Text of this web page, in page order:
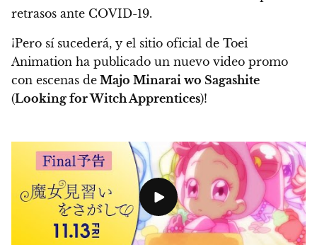
retrasos ante COVID-19.
¡Pero sí sucederá, y el sitio oficial de Toei
Animation ha publicado un nuevo video promo
con escenas de Majo Minarai wo Sagashite
(Looking for Witch Apprentices)!